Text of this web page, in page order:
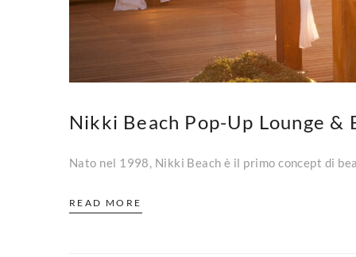
Nikki Beach Pop-Up Lounge &
Nato nel 1998, Nikki Beach è il primo concept di
READ MORE